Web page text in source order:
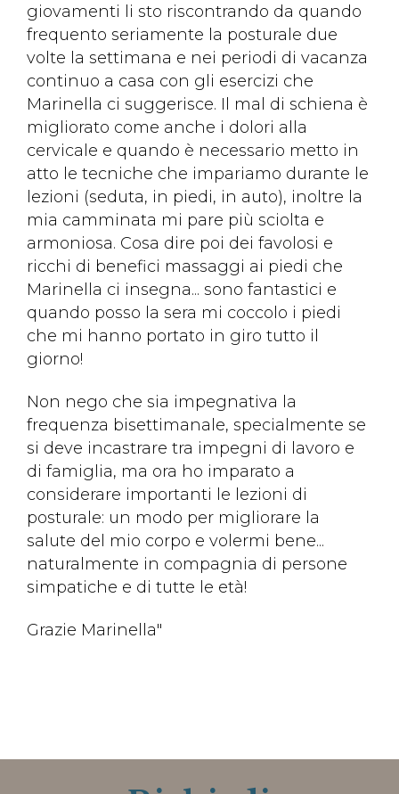
giovamenti li sto riscontrando da quando
frequento seriamente la posturale due
volte la settimana e nei periodi di vacanza
continuo a casa con gli esercizi che
Marinella ci suggerisce. Il mal di schiena è
migliorato come anche i dolori alla
cervicale e quando è necessario metto in
atto le tecniche che impariamo durante le
lezioni (seduta, in piedi, in auto), inoltre la
mia camminata mi pare più sciolta e
armoniosa. Cosa dire poi dei favolosi e
ricchi di benefici massaggi ai piedi che
Marinella ci insegna... sono fantastici e
quando posso la sera mi coccolo i piedi
che mi hanno portato in giro tutto il
giorno!
Non nego che sia impegnativa la
frequenza bisettimanale, specialmente se
si deve incastrare tra impegni di lavoro e
di famiglia, ma ora ho imparato a
considerare importanti le lezioni di
posturale: un modo per migliorare la
salute del mio corpo e volermi bene...
naturalmente in compagnia di persone
simpatiche e di tutte le età!
Grazie Marinella"